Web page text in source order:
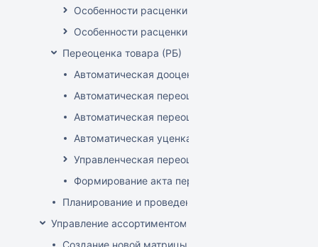
Особенности расценки в РБ
Особенности расценки РФ
Переоценка товара (РБ)
Автоматическая дооценка товаров
Автоматическая переоценка акционного товара
Автоматическая переоценка по прайсам и
Автоматическая уценка товаров
Управленческая переоценка
Формирование акта переоценки
Планирование и проведение акций
Управление ассортиментом магазинов
Создание новой матрицы